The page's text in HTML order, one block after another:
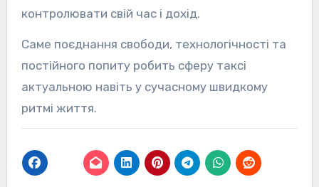
контролювати свій час і дохід.
Саме поєднання свободи, технологічності та
постійного попиту робить сферу таксі
актуальною навіть у сучасному швидкому
ритмі життя.